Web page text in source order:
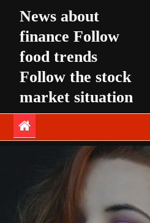
content
News about
finance Follow
food trends
Follow the stock
market situation